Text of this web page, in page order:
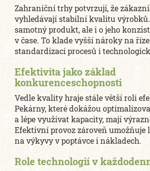
Zahraniční trhy potvrzují, že
vyhledávají stabilní kvalitu výrobků.
samotný produkt, ale i o jeho
v čase. To klade vyšší nároky na
standardizaci procesů i
Efektivita jako základ
konkurenceschopnosti
Vedle kvality hraje stále větší roli
Pekárny, které dokážou
a lépe využívat kapacity, mají
Efektivní provoz zároveň umožňuje
na výkyvy v poptávce i nákladech.
Role technologií v